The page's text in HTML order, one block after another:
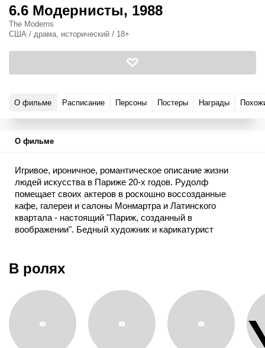
6.6 Модернисты, 1988
The Moderns
США / драма, исторический / 18+
О фильме Расписание Персоны Постеры Награды
О фильме
Игривое, ироничное, романтическое описание жизни
людей искусства в Париже 20-х годов. Рудолф
помещает своих актеров в роскошно воссозданные
кафе, галереи и салоны Монмартра и Латинского
квартала - настоящий "Париж, созданный в
воображении". Бедный художник и карикатурист
обладать Рейчел, он поддается на уговоры богатой
хищницы, коллекционирующей любовников, сделать
серию поддельных картин. Это, пожалуй, наиболее
легкий и развлекательный фильм Рудолфа,
оптимистичный, эротичный и полный жизни, цвета,
музыки, игр, любви, мечтаний и юмора.
В ролях